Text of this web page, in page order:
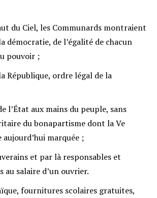
du Ciel, les Communards montraient
démocratie, de l’égalité de chacun
pouvoir ;
République, ordre légal de la
l’État aux mains du peuple, sans
du bonapartisme dont la Ve
marquée ;
et par là responsables et
au salaire d’un ouvrier.
fournitures scolaires gratuites,